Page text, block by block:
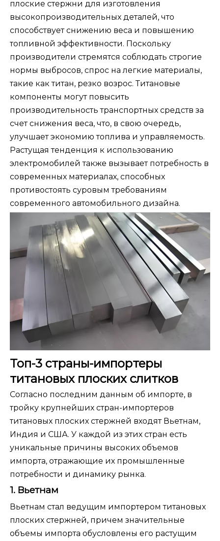
плоские стержни для изготовления
высокопроизводительных деталей, что
способствует снижению веса и повышению
топливной эффективности. Поскольку
производители стремятся соблюдать строгие
нормы выбросов, спрос на легкие материалы,
такие как титан, резко возрос. Титановые
компоненты могут повысить
производительность транспортных средств за
счет снижения веса, что, в свою очередь,
улучшает экономию топлива и управляемость.
Растущая тенденция к использованию
электромобилей также вызывает потребность в
современных материалах, способных
противостоять суровым требованиям
современного автомобильного дизайна.
Топ-3 страны-импортеры
титановых плоских слитков
Согласно последним данным об импорте, в
тройку крупнейших стран-импортеров
титановых плоских стержней входят Вьетнам,
Индия и США. У каждой из этих стран есть
уникальные причины высоких объемов
импорта, отражающие их промышленные
потребности и динамику рынка.
1. Вьетнам
Вьетнам стал ведущим импортером титановых
плоских стержней, причем значительные
объемы импорта обусловлены его растущим